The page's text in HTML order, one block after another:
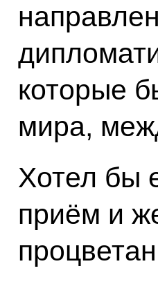
которые
мира,
Хотел бы
приём и